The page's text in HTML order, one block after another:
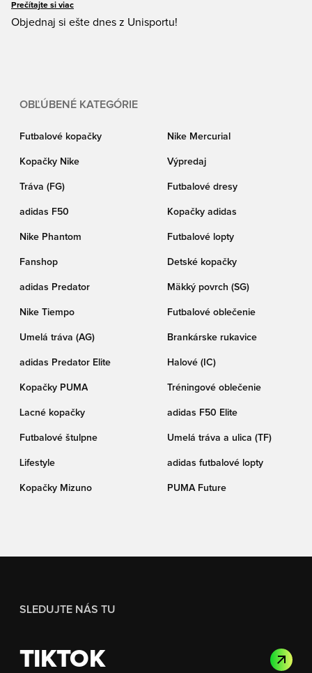
značiek. Unisport ponúka obľúbené produkty pre mužov, ženy aj deti. Tak
neváhajte a ulovte si niečo výhodné počas nášho Midseason výpredaja!
Prečítajte si viac
Objednaj si ešte dnes z Unisportu!
OBĽÚBENÉ KATEGÓRIE
Futbalové kopačky Nike Mercurial
Kopačky Nike Výpredaj
Tráva (FG) Futbalové dresy
adidas F50 Kopačky adidas
Nike Phantom Futbalové lopty
Fanshop Detské kopačky
adidas Predator Mäkký povrch (SG)
Nike Tiempo Futbalové oblečenie
Umelá tráva (AG) Brankárske rukavice
adidas Predator Elite Halové (IC)
Kopačky PUMA Tréningové oblečenie
Lacné kopačky adidas F50 Elite
Futbalové štulpne Umelá tráva a ulica (TF)
Lifestyle adidas futbalové lopty
Kopačky Mizuno PUMA Future
SLEDUJTE NÁS TU
TIKTOK